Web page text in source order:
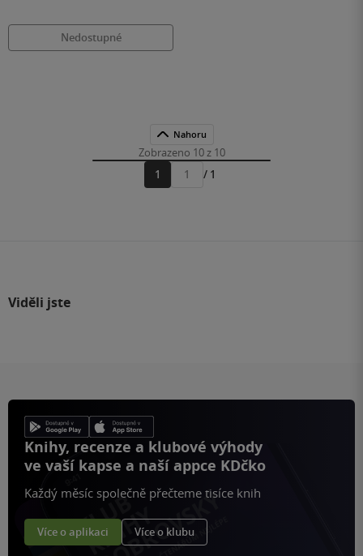
Nedostupné
Nahoru
Zobrazeno 10 z 10
1
Přejít
/ 1
Viděli jste
Knihy, recenze a klubové výhody
ve vaší kapse a naší appce KDčko
Každý měsíc společně přečteme tisíce knih
Více o aplikaci Více o klubu